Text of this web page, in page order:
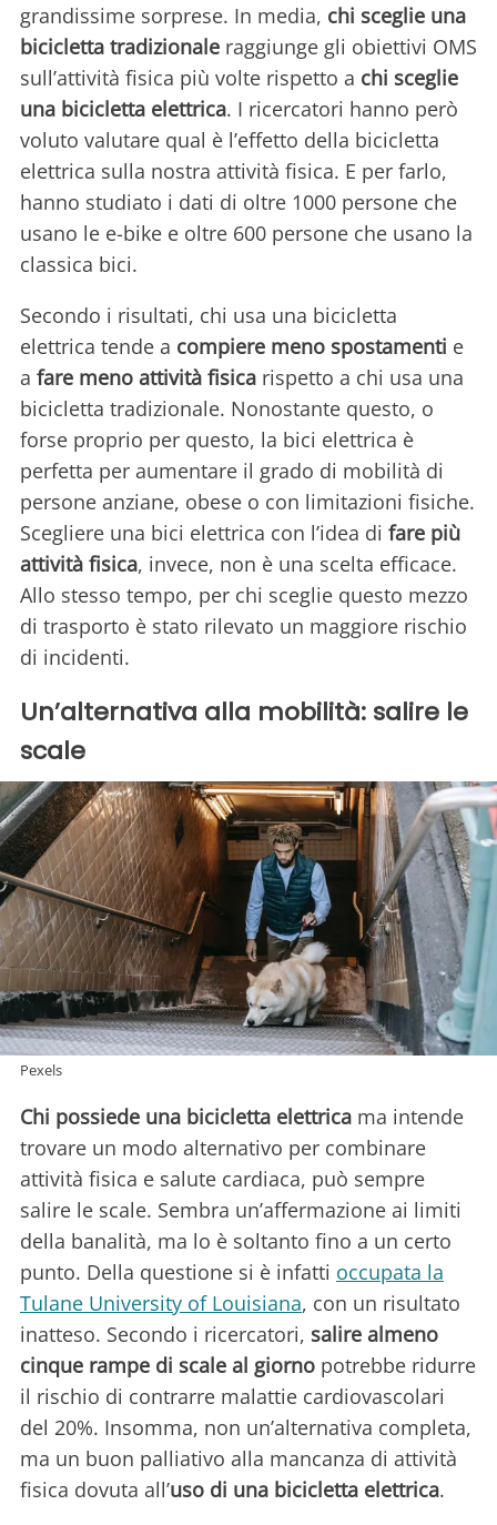
grandissime sorprese. In media, chi sceglie una
bicicletta tradizionale raggiunge gli obiettivi OMS
sull’attività fisica più volte rispetto a chi sceglie
una bicicletta elettrica. I ricercatori hanno però
voluto valutare qual è l’effetto della bicicletta
elettrica sulla nostra attività fisica. E per farlo,
hanno studiato i dati di oltre 1000 persone che
usano le e-bike e oltre 600 persone che usano la
classica bici.
Secondo i risultati, chi usa una bicicletta
elettrica tende a compiere meno spostamenti e
a fare meno attività fisica rispetto a chi usa una
bicicletta tradizionale. Nonostante questo, o
forse proprio per questo, la bici elettrica è
perfetta per aumentare il grado di mobilità di
persone anziane, obese o con limitazioni fisiche.
Scegliere una bici elettrica con l’idea di fare più
attività fisica, invece, non è una scelta efficace.
Allo stesso tempo, per chi sceglie questo mezzo
di trasporto è stato rilevato un maggiore rischio
di incidenti.
Un’alternativa alla mobilità: salire le
scale
Pexels
Chi possiede una bicicletta elettrica ma intende
trovare un modo alternativo per combinare
attività fisica e salute cardiaca, può sempre
salire le scale. Sembra un’affermazione ai limiti
della banalità, ma lo è soltanto fino a un certo
punto. Della questione si è infatti occupata la
Tulane University of Louisiana, con un risultato
inatteso. Secondo i ricercatori, salire almeno
cinque rampe di scale al giorno potrebbe ridurre
il rischio di contrarre malattie cardiovascolari
del 20%. Insomma, non un’alternativa completa,
ma un buon palliativo alla mancanza di attività
fisica dovuta all’uso di una bicicletta elettrica.